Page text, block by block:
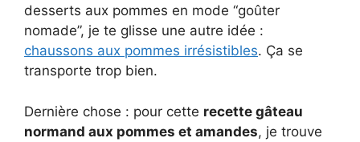
desserts aux pommes en mode “goûter
nomade”, je te glisse une autre idée :
chaussons aux pommes irrésistibles. Ça se
transporte trop bien.
Dernière chose : pour cette recette gâteau
normand aux pommes et amandes, je trouve